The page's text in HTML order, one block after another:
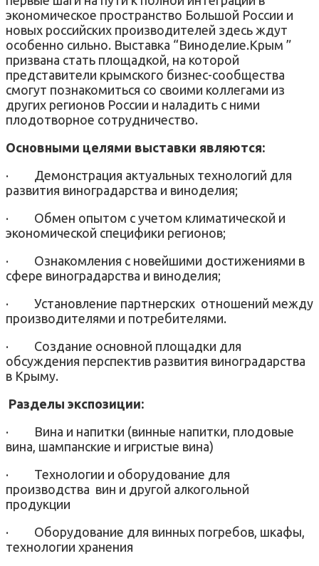
экономическое пространство Большой России и
новых российских производителей здесь ждут
особенно сильно. Выставка “Виноделие.Крым ”
призвана стать площадкой, на которой
представители крымского бизнес-сообщества
смогут познакомиться со своими коллегами из
других регионов России и наладить с ними
плодотворное сотрудничество.
Основными целями выставки являются:
·
Демонстрация актуальных технологий для
развития виноградарства и виноделия;
· Обмен опытом с учетом климатической и
экономической специфики регионов;
· Ознакомления с новейшими достижениями в
сфере виноградарства и виноделия;
· Установление партнерских отношений между
производителями и потребителями.
· Создание основной площадки для
обсуждения перспектив развития виноградарства
в Крыму.
Разделы экспозиции:
· Вина и напитки (винные напитки, плодовые
вина, шампанские и игристые вина)
· Технологии и оборудование для
производства вин и другой алкогольной
продукции
· Оборудование для винных погребов, шкафы,
технологии хранения